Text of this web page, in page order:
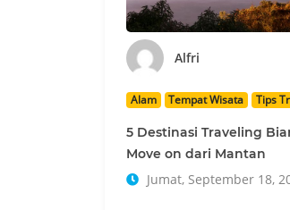
Alfri
Alam Tempat Wisata Tips
5 Destinasi Traveling
Move on dari Mantan
Jumat, September 18,